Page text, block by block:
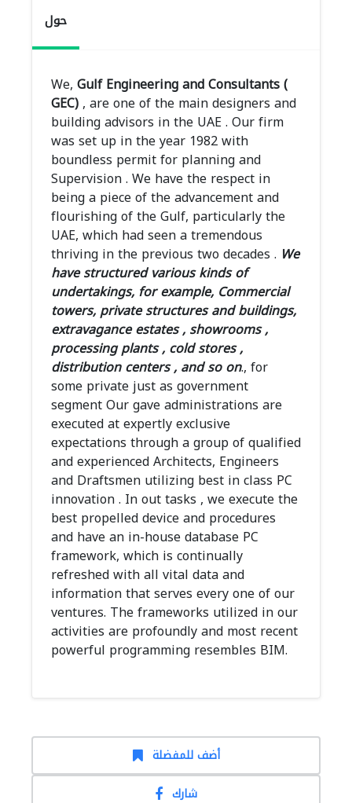
حول
We,Gulf Engineering and Consultants (
GEC), are one of the main designers and
building advisors in the UAE . Our firm
was set up in the year 1982 with
boundless permit for planning and
Supervision . We have the respect in
being a piece of the advancement and
flourishing of the Gulf, particularly the
UAE, which had seen a tremendous
thriving in the previous two decades . We
have structured various kinds of
undertakings, for example, Commercial
towers, private structures and buildings,
extravagance estates , showrooms ,
processing plants , cold stores ,
distribution centers , and so on., for
some private just as government
segment Our gave administrations are
executed at expertly exclusive
expectations through a group of qualified
and experienced Architects, Engineers
and Draftsmen utilizing best in class PC
innovation . In out tasks , we execute the
best propelled device and procedures
and have an in-house database PC
framework, which is continually
refreshed with all vital data and
information that serves every one of our
ventures. The frameworks utilized in our
activities are profoundly and most recent
powerful programming resembles BIM.
أضف للمفضلة
شارك